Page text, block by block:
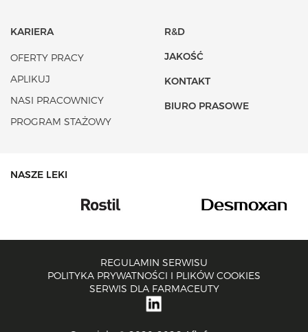
KARIERA
OFERTY PRACY
APLIKUJ
NASI PRACOWNICY
PROGRAM STAŻOWY
R&D
JAKOŚĆ
KONTAKT
BIURO PRASOWE
NASZE LEKI
REGULAMIN SERWISU
POLITYKA PRYWATNOŚCI I PLIKÓW COOKIES
SERWIS DLA FARMACEUTY